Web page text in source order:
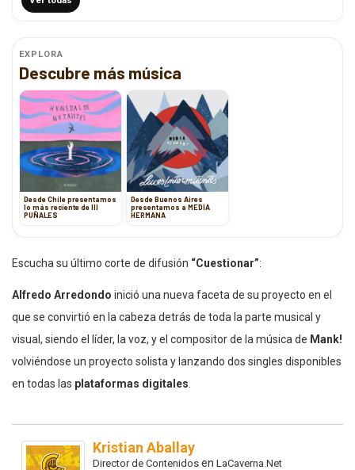
EXPLORA
Descubre más música
Desde Chile presentamos
lo más reciente de III
PUÑALES
Desde Buenos Aires
presentamos a MEDIA
HERMANA
Escucha su último corte de difusión “Cuestionar”:
Alfredo Arredondo inició una nueva faceta de su proyecto en el
que se convirtió en la cabeza detrás de toda la parte musical y
visual, siendo el líder, la voz, y el compositor de la música de Mank!
volviéndose un proyecto solista y lanzando dos singles disponibles
en todas las plataformas digitales
Kristian Aballay
Director de Contenidos en LaCaverna.Net